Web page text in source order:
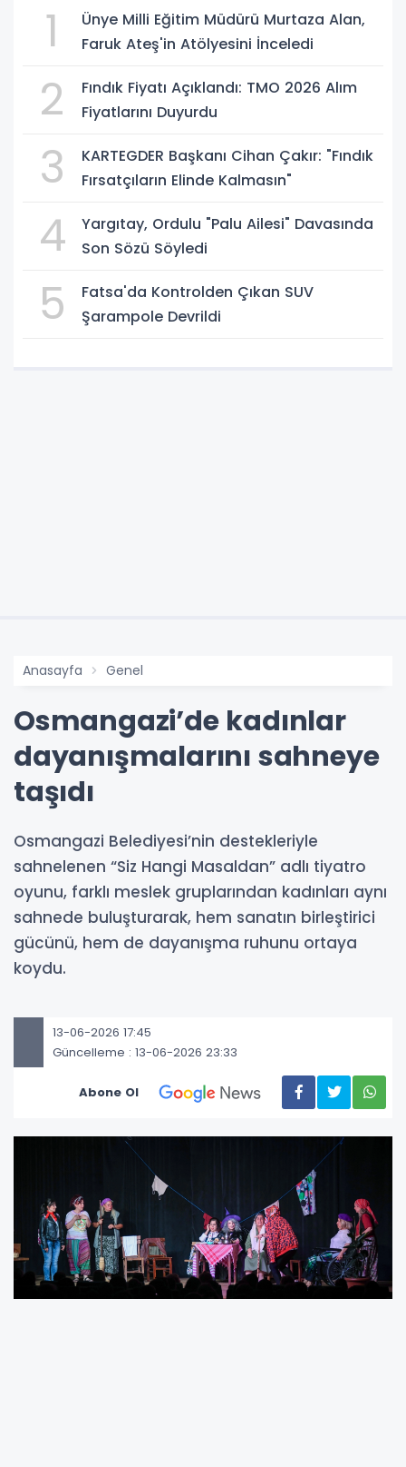
1
Ünye Milli Eğitim Müdürü Murtaza Alan,
Faruk Ateş'in Atölyesini İnceledi
2
Fındık Fiyatı Açıklandı: TMO 2026 Alım
Fiyatlarını Duyurdu
3
KARTEGDER Başkanı Cihan Çakır: "Fındık
Fırsatçıların Elinde Kalmasın"
4
Yargıtay, Ordulu "Palu Ailesi" Davasında
Son Sözü Söyledi
5
Fatsa'da Kontrolden Çıkan SUV
Şarampole Devrildi
Anasayfa Genel
Osmangazi’de kadınlar
dayanışmalarını sahneye
taşıdı
Osmangazi Belediyesi’nin destekleriyle
sahnelenen “Siz Hangi Masaldan” adlı tiyatro
oyunu, farklı meslek gruplarından kadınları aynı
sahnede buluşturarak, hem sanatın birleştirici
gücünü, hem de dayanışma ruhunu ortaya
koydu.
13-06-2026 17:45
Güncelleme : 13-06-2026 23:33
Abone Ol